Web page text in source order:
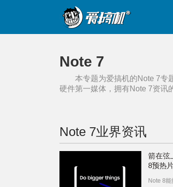
Note 7
本专题为爱搞机的Note 7专
硬件第一媒体，拥有Note 7资讯
Note 7业界资讯
箭在弦
8预热
Note 8